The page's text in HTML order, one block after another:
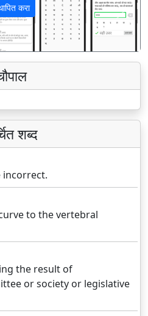
करा
अगला
शब्द
incorrect.
to the vertebral
the result of
or society or legislative